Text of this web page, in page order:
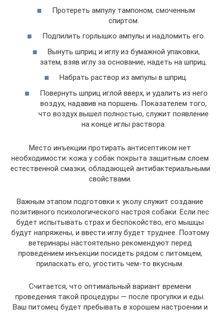
Протереть ампулу тампоном, смоченным
спиртом.
Подпилить горлышко ампулы и надломить его.
Вынуть шприц и иглу из бумажной упаковки,
затем, взяв иглу за основание, надеть на шприц.
Набрать раствор из ампулы в шприц.
Повернуть шприц иглой вверх, и удалить из него
воздух, надавив на поршень. Показателем того,
что воздух вышел полностью, служит появление
на конце иглы раствора.
Место инъекции протирать антисептиком нет
необходимости: кожа у собак покрыта защитным слоем
естественной смазки, обладающей антибактериальными
свойствами.
Важным этапом подготовки к уколу служит создание
позитивного психологического настроя собаки. Если пес
будет испытывать страх и беспокойство, его мышцы
будут напряжены, и ввести иглу будет труднее. Поэтому
ветеринары настоятельно рекомендуют перед
проведением инъекции посидеть рядом с питомцем,
приласкать его, угостить чем-то вкусным.
Считается, что оптимальный вариант времени
проведения такой процедуры ― после прогулки и еды.
Ваш питомец будет пребывать в хорошем настроении и